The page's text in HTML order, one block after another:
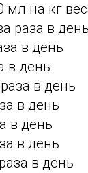
мл на кг
раза в день
в день
в день
в день
в день
в день
в день
в день